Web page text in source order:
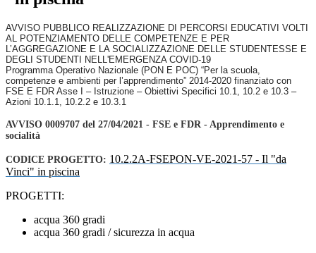
AVVISO PUBBLICO REALIZZAZIONE DI PERCORSI EDUCATIVI VOLTI
AL POTENZIAMENTO DELLE COMPETENZE E PER
L’AGGREGAZIONE E LA SOCIALIZZAZIONE DELLE STUDENTESSE E
DEGLI STUDENTI NELL'EMERGENZA COVID-19
Programma Operativo Nazionale (PON E POC) “Per la scuola,
competenze e ambienti per l’apprendimento” 2014-2020 finanziato con
FSE E FDR Asse I – Istruzione – Obiettivi Specifici 10.1, 10.2 e 10.3 –
Azioni 10.1.1, 10.2.2 e 10.3.1
AVVISO 0009707 del 27/04/2021 - FSE e FDR - Apprendimento e
socialità
CODICE PROGETTO: 10.2.2A-FSEPON-VE-2021-57 - Il "da
Vinci" in piscina
PROGETTI:
acqua 360 gradi
acqua 360 gradi / sicurezza in acqua